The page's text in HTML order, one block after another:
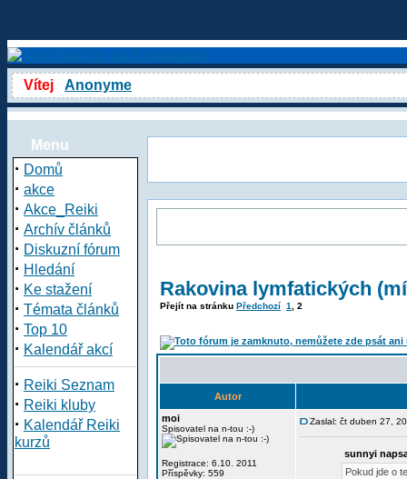
Vítej Anonyme
Menu
· Domů
· akce
· Akce_Reiki
· Archív článků
· Diskuzní fórum
· Hledání
· Ke stažení
· Témata článků
· Top 10
· Kalendář akcí
· Reiki Seznam
· Reiki kluby
· Kalendář Reiki
kurzů
Rakovina lymfatických
Přejít na stránku Předchozí 1 2
Autor
moi
Spisovatel na n-tou :-)
Registrace: 6.10. 2011
Příspěvky: 559
Zaslal: čt duben 27,
sunnyi
Pokud jde o